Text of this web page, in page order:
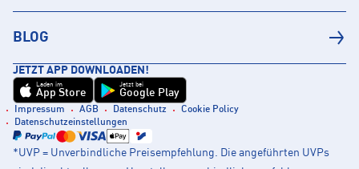
BLOG
JETZT APP DOWNLOADEN!
Laden im
App Store
Jetzt bei
Google Play
Impressum AGB Datenschutz
Cookie Policy
Datenschutzeinstellungen
*UVP = Unverbindliche Preisempfehlung. Die angeführten UVPs